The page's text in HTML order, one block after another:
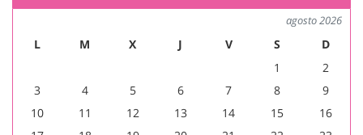
agosto 2026
L M X J V S
D
1
2
3
4 5 6 7 8
9
10
11 12 13 14 15
16